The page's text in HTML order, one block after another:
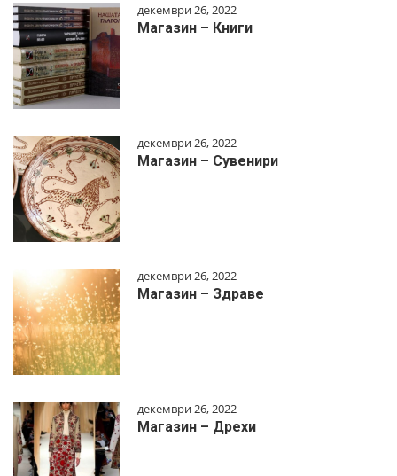
декември 26, 2022
Магазин – Книги
декември 26, 2022
Магазин – Сувенири
декември 26, 2022
Магазин – Здраве
декември 26, 2022
Магазин – Дрехи